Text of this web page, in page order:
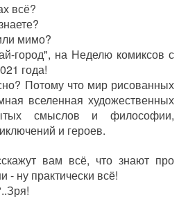
всё?
мимо?
город", на Неделю комиксов с
года!
Потому что мир рисованных
вселенная художественных
смыслов и философии,
и героев.
вам всё, что знают про
- ну практически всё!